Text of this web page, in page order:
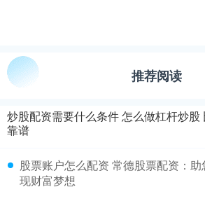
推荐阅读
炒股配资需要什么条件 怎么做杠杆炒股
靠谱
股票账户怎么配资 常德股票配资：
现财富梦想